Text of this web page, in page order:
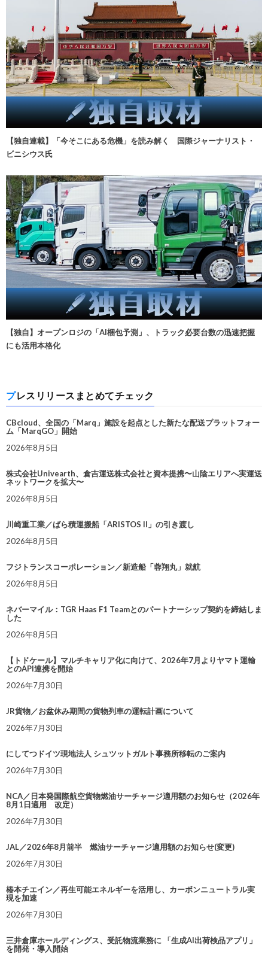
【独自連載】「今そこにある危機」を読み解く 国際ジャーナリスト・
ビニシウス氏
【独自】オープンロジの「AI梱包予測」、トラック必要台数の迅速把握
にも活用本格化
プレスリリースまとめてチェック
CBcloud、全国の「Marq」施設を起点とした新たな配送プラットフォー
ム「MarqGO」開始
2026年8月5日
株式会社Univearth、倉吉運送株式会社と資本提携〜山陰エリアへ実運送
ネットワークを拡大〜
2026年8月5日
川崎重工業／ばら積運搬船「ARISTOS II」の引き渡し
2026年8月5日
フジトランスコーポレーション／新造船「蓉翔丸」就航
2026年8月5日
ネバーマイル：TGR Haas F1 Teamとのパートナーシップ契約を締結しま
した
2026年8月5日
【トドケール】マルチキャリア化に向けて、2026年7月よりヤマト運輸
とのAPI連携を開始
2026年7月30日
JR貨物／お盆休み期間の貨物列車の運転計画について
2026年7月30日
にしてつドイツ現地法人 シュツットガルト事務所移転のご案内
2026年7月30日
NCA／日本発国際航空貨物燃油サーチャージ適用額のお知らせ（2026年
8月1日適用 改定）
2026年7月30日
JAL／2026年8月前半 燃油サーチャージ適用額のお知らせ(変更)
2026年7月30日
椿本チエイン／再生可能エネルギーを活用し、カーボンニュートラル実
現を加速
2026年7月30日
三井倉庫ホールディングス、受託物流業務に 「生成AI出荷検品アプリ」
を開発・導入開始